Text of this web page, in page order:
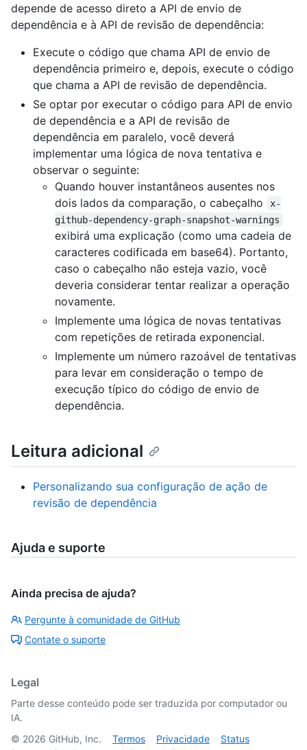
depende de acesso direto a API de envio de
dependência e à API de revisão de dependência:
Execute o código que chama API de envio de
dependência primeiro e, depois, execute o código
que chama a API de revisão de dependência.
Se optar por executar o código para API de envio
de dependência e a API de revisão de
dependência em paralelo, você deverá
implementar uma lógica de nova tentativa e
observar o seguinte:
Quando houver instantâneos ausentes nos
dois lados da comparação, o cabeçalho
x-
github-dependency-graph-snapshot-warnings
exibirá uma explicação (como uma cadeia de
caracteres codificada em base64). Portanto,
caso o cabeçalho não esteja vazio, você
deveria considerar tentar realizar a operação
novamente.
Implemente uma lógica de novas tentativas
com repetições de retirada exponencial.
Implemente um número razoável de tentativas
para levar em consideração o tempo de
execução típico do código de envio de
dependência.
Leitura adicional
Personalizando sua configuração de ação de
revisão de dependência
Ajuda e suporte
Ainda precisa de ajuda?
Pergunte à comunidade de GitHub
Contate o suporte
Legal
Parte desse conteúdo pode ser traduzida por computador ou
IA.
© 2026 GitHub, Inc. Termos Privacidade
Status